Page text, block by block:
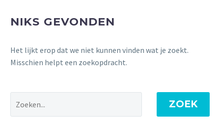
NIKS GEVONDEN
Het lijkt erop dat we niet kunnen vinden wat je zoekt.
Misschien helpt een zoekopdracht.
ZOEK